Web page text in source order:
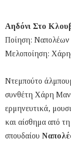
Αηδόνι Στο
Ποίηση: Ναπολέων
Μελοποίηση:
Ντεμπούτο
συνθέτη Χάρη
ερμηνευτικά,
και αίσθημα από
σπουδαίου